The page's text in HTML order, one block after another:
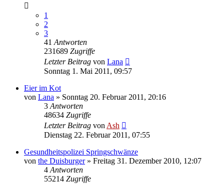
1
2
3
41 Antworten
231689 Zugriffe
Letzter Beitrag von Lana
Sonntag 1. Mai 2011, 09:57
Eier im Kot
von Lana » Sonntag 20. Februar 2011, 20:16
3 Antworten
48634 Zugriffe
Letzter Beitrag von Ash
Dienstag 22. Februar 2011, 07:55
Gesundheitspolizei Springschwänze
von the Duisburger» Freitag 31. Dezember 2010, 12:07
4 Antworten
55214 Zugriffe